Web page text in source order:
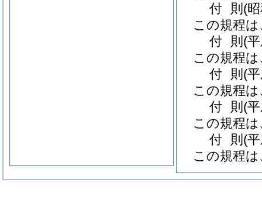
付 則 (
この規程
付 則 (
この規程
付 則 (
この規程
付 則 (
この規程
付 則 (
この規程